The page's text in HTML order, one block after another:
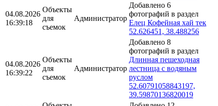
04.08.2026
16:39:18
Объекты
для
съемок
Администратор
Добавлено 6
фотографий в раздел
Елец Кофейная хай тек
52.626451, 38.488256
04.08.2026
16:39:22
Объекты
для
съемок
Администратор
Добавлено 8
фотографий в раздел
Длинная пешеходная
лестница с водяным
руслом
52.60791058843197,
39.59870136820019